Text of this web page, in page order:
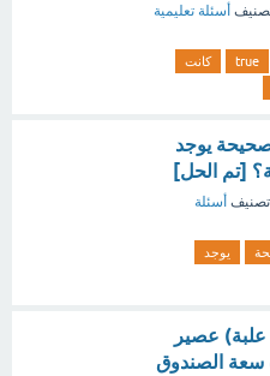
أسئلة تعليمية
true
كانت
صحيحة يوجد
[تم الحل]
أسئلة
يوجد
يريد خالد أن يضع(٤٧ علبة) عصير
سعة الصندوق